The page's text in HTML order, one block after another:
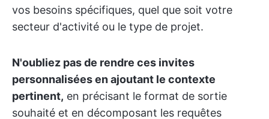
vos besoins spécifiques, quel que soit votre
secteur d'activité ou le type de projet.
N'oubliez pas de rendre ces invites
personnalisées en ajoutant le contexte
pertinent, en précisant le format de sortie
souhaité et en décomposant les requêtes